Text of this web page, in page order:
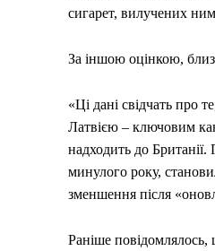
сигарет, вилучених
За іншою оцінкою,
«Ці дані свідчать про
Латвією – ключовим
надходить до Британії.
минулого року,
зменшення після
Раніше повідомлялось,